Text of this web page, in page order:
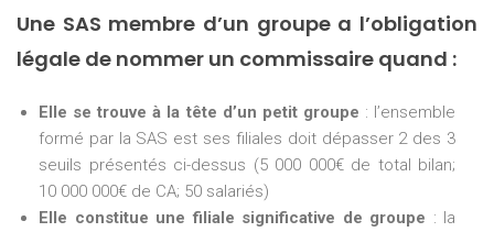
Une SAS membre d’un groupe a l’obligation
légale de nommer un commissaire quand :
Elle se trouve à la tête d’un petit groupe : l’ensemble
formé par la SAS est ses filiales doit dépasser 2 des 3
seuils présentés ci-dessus (5 000 000€ de total bilan;
10 000 000€ de CA; 50 salariés)
Elle constitue une filiale significative de groupe : la